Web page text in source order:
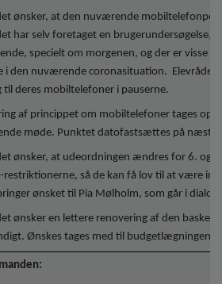
ønsker, at den nuværende
har selv foretaget en brugerundersøgelse,
specielt om morgenen, og der er visse
i den nuværende coronasituation. Elevrådet
til deres mobiltelefoner i pauserne.
af princippet om mobiltelefoner tages op i
møde. Punktet datofastsættes på næste
ønsker, at udeordningen ændres for 6. og
restriktionerne, så de kan få lov til at være
ønsket til Pia Mølholm, som går i
ønsker en lettere renovering af den
Ønskes tages med til budgetlægningen.